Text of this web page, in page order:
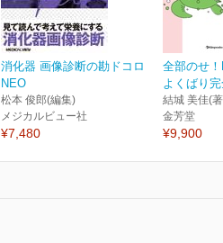
消化器 画像診断の勘ドコロ
NEO
松本 俊郎(編集)
メジカルビュー社
¥7,480
全部のせ
よくばり
結城 美佳(
金芳堂
¥9,900